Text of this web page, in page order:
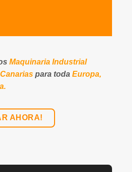
Maquinaria Industrial
para todaEuropa,
AHORA!